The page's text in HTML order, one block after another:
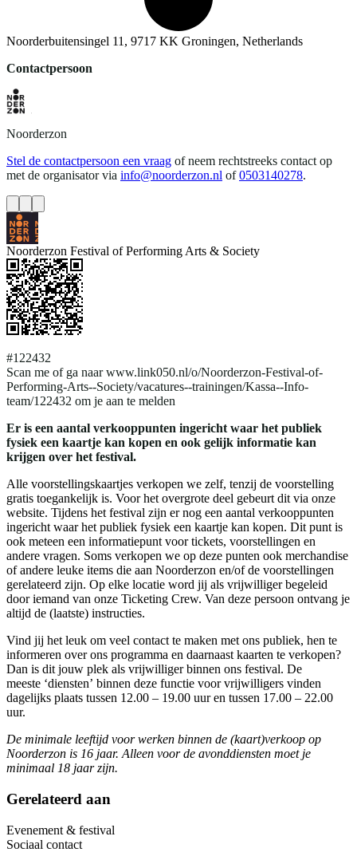
Noorderbuitensingel 11, 9717 KK Groningen, Netherlands
Contactpersoon
Noorderzon
Stel de contactpersoon een vraag of neem rechtstreeks contact op
met de organisator via info@noorderzon.nl of 0503140278.
Noorderzon Festival of Performing Arts & Society
#122432
Scan me of ga naar www.link050.nl/o/Noorderzon-Festival-of-
Performing-Arts--Society/vacatures--trainingen/Kassa--Info-
team/122432 om je aan te melden
Er is een aantal verkooppunten ingericht waar het publiek
fysiek een kaartje kan kopen en ook gelijk informatie kan
krijgen over het festival.
Alle voorstellingskaartjes verkopen we zelf, tenzij de voorstelling
gratis toegankelijk is. Voor het overgrote deel gebeurt dit via onze
website. Tijdens het festival zijn er nog een aantal verkooppunten
ingericht waar het publiek fysiek een kaartje kan kopen. Dit punt is
ook meteen een informatiepunt voor tickets, voorstellingen en
andere vragen. Soms verkopen we op deze punten ook merchandise
of andere leuke items die aan Noorderzon en/of de voorstellingen
gerelateerd zijn. Op elke locatie word jij als vrijwilliger begeleid
door iemand van onze Ticketing Crew. Van deze persoon ontvang je
altijd de (laatste) instructies.
Vind jij het leuk om veel contact te maken met ons publiek, hen te
informeren over ons programma en daarnaast kaarten te verkopen?
Dan is dit jouw plek als vrijwilliger binnen ons festival. De
meeste ‘diensten’ binnen deze functie voor vrijwilligers vinden
dagelijks plaats tussen 12.00 – 19.00 uur en tussen 17.00 – 22.00
uur.
De minimale leeftijd voor werken binnen de (kaart)verkoop op
Noorderzon is 16 jaar. Alleen voor de avonddiensten moet je
minimaal 18 jaar zijn.
Gerelateerd aan
Evenement & festival
Sociaal contact